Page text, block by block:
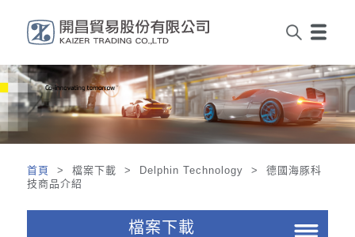
首頁
> 檔案下載 > Delphin Technology > 德國海豚科
技商品介紹
檔案下載